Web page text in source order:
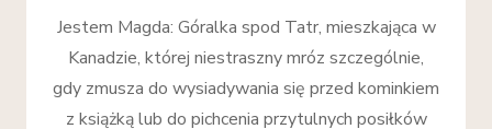
Jestem Magda: Góralka spod Tatr, mieszkająca w
Kanadzie, której niestraszny mróz szczególnie,
gdy zmusza do wysiadywania się przed kominkiem
z książką lub do pichcenia przytulnych posiłków